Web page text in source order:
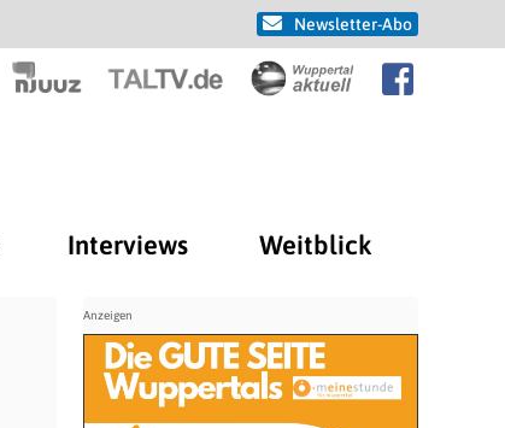
Newsletter-Abo
Interviews Weitblick